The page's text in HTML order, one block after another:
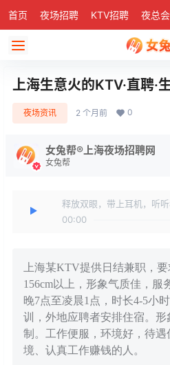
首页 夜场招聘 KTV招聘 夜总
上海生意火的KTV·直聘·
夜场资讯 2 个月前 0
女兔帮®上海夜场招聘网
女兔帮
释放双眼，带上耳机，听听
00:00
上海某KTV提供日结兼职，
156cm以上，形象气质佳，服
晚7点至凌晨1点，时长4-5小
训，外地应聘者安排住宿。
制。工作便服，环境好，待
境、认真工作赚钱的人。